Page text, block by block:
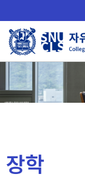
로
메
장학